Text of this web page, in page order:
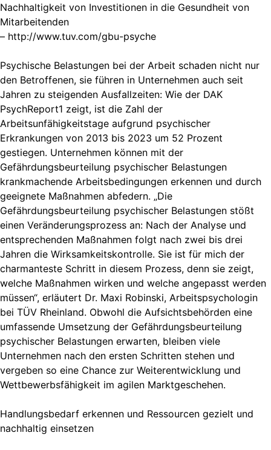
Nachhaltigkeit von Investitionen in die Gesundheit von
Mitarbeitenden
– http://www.tuv.com/gbu-psyche
Psychische Belastungen bei der Arbeit schaden nicht nur
den Betroffenen, sie führen in Unternehmen auch seit
Jahren zu steigenden Ausfallzeiten: Wie der DAK
PsychReport1 zeigt, ist die Zahl der
Arbeitsunfähigkeitstage aufgrund psychischer
Erkrankungen von 2013 bis 2023 um 52 Prozent
gestiegen. Unternehmen können mit der
Gefährdungsbeurteilung psychischer Belastungen
krankmachende Arbeitsbedingungen erkennen und durch
geeignete Maßnahmen abfedern. „Die
Gefährdungsbeurteilung psychischer Belastungen stößt
einen Veränderungsprozess an: Nach der Analyse und
entsprechenden Maßnahmen folgt nach zwei bis drei
Jahren die Wirksamkeitskontrolle. Sie ist für mich der
charmanteste Schritt in diesem Prozess, denn sie zeigt,
welche Maßnahmen wirken und welche angepasst werden
müssen“, erläutert Dr. Maxi Robinski, Arbeitspsychologin
bei TÜV Rheinland. Obwohl die Aufsichtsbehörden eine
umfassende Umsetzung der Gefährdungsbeurteilung
psychischer Belastungen erwarten, bleiben viele
Unternehmen nach den ersten Schritten stehen und
vergeben so eine Chance zur Weiterentwicklung und
Wettbewerbsfähigkeit im agilen Marktgeschehen.
Handlungsbedarf erkennen und Ressourcen gezielt und
nachhaltig einsetzen